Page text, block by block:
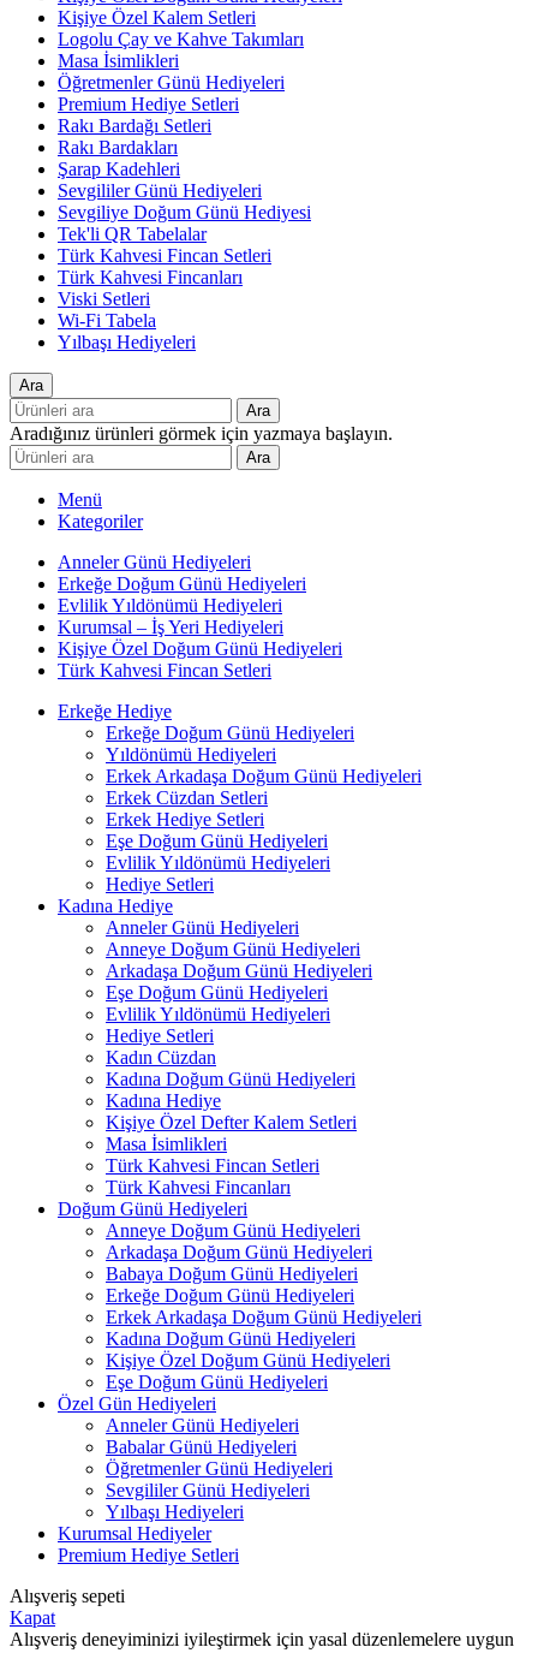
Kişiye Özel Kalem Setleri
Logolu Çay ve Kahve Takımları
Masa İsimlikleri
Öğretmenler Günü Hediyeleri
Premium Hediye Setleri
Rakı Bardağı Setleri
Rakı Bardakları
Şarap Kadehleri
Sevgililer Günü Hediyeleri
Sevgiliye Doğum Günü Hediyesi
Tek'li QR Tabelalar
Türk Kahvesi Fincan Setleri
Türk Kahvesi Fincanları
Viski Setleri
Wi-Fi Tabela
Yılbaşı Hediyeleri
Ara
Ara
Aradığınız ürünleri görmek için yazmaya başlayın.
Ara
Menü
Kategoriler
Anneler Günü Hediyeleri
Erkeğe Doğum Günü Hediyeleri
Evlilik Yıldönümü Hediyeleri
Kurumsal – İş Yeri Hediyeleri
Kişiye Özel Doğum Günü Hediyeleri
Türk Kahvesi Fincan Setleri
Erkeğe Hediye
Erkeğe Doğum Günü Hediyeleri
Yıldönümü Hediyeleri
Erkek Arkadaşa Doğum Günü Hediyeleri
Erkek Cüzdan Setleri
Erkek Hediye Setleri
Eşe Doğum Günü Hediyeleri
Evlilik Yıldönümü Hediyeleri
Hediye Setleri
Kadına Hediye
Anneler Günü Hediyeleri
Anneye Doğum Günü Hediyeleri
Arkadaşa Doğum Günü Hediyeleri
Eşe Doğum Günü Hediyeleri
Evlilik Yıldönümü Hediyeleri
Hediye Setleri
Kadın Cüzdan
Kadına Doğum Günü Hediyeleri
Kadına Hediye
Kişiye Özel Defter Kalem Setleri
Masa İsimlikleri
Türk Kahvesi Fincan Setleri
Türk Kahvesi Fincanları
Doğum Günü Hediyeleri
Anneye Doğum Günü Hediyeleri
Arkadaşa Doğum Günü Hediyeleri
Babaya Doğum Günü Hediyeleri
Erkeğe Doğum Günü Hediyeleri
Erkek Arkadaşa Doğum Günü Hediyeleri
Kadına Doğum Günü Hediyeleri
Kişiye Özel Doğum Günü Hediyeleri
Eşe Doğum Günü Hediyeleri
Özel Gün Hediyeleri
Anneler Günü Hediyeleri
Babalar Günü Hediyeleri
Öğretmenler Günü Hediyeleri
Sevgililer Günü Hediyeleri
Yılbaşı Hediyeleri
Kurumsal Hediyeler
Premium Hediye Setleri
Alışveriş sepeti
Kapat
Alışveriş deneyiminizi iyileştirmek için yasal düzenlemelere uygun